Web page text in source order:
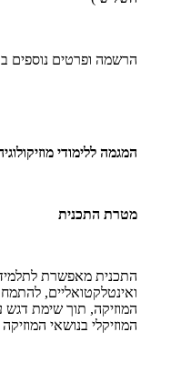
הרשמה ופרטים נוספים בטלפון 03-
המגמה ללימודי
מטרת התכנית
התכנית מאפשרת
ואינטלקטואליים,
המוזיקה, תוך שימת דגש
המוזיקלי בנושאי